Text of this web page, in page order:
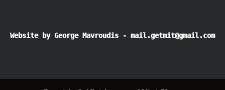
Website by George Mavroudis - mail.getmit@gmail.com